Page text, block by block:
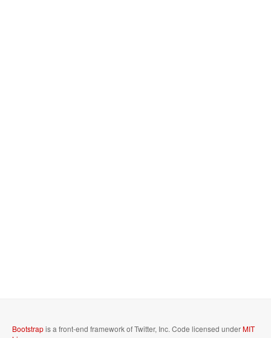
Bootstrapis a front-end framework of Twitter, Inc. Code licensed underMIT